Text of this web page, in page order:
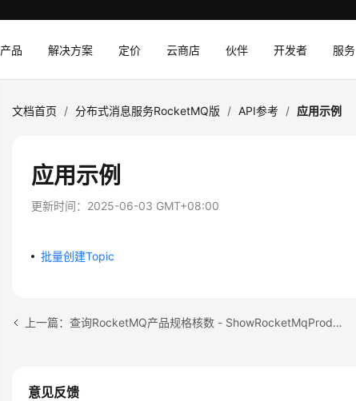
产品 解决方案 定价 云商店 伙伴 开发者 服务
文档首页 / 分布式消息服务RocketMQ版 / API参考 / 应用示例
应用示例
更新时间： 2025-06-03 GMT+08:00
批量创建Topic
上一篇：查询RocketMQ产品规格核数 - ShowRocketMqProductCores
意见反馈